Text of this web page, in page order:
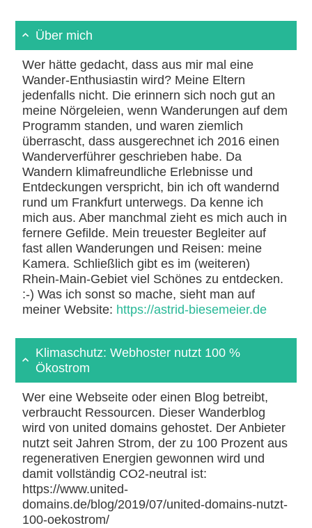
Über mich
Wer hätte gedacht, dass aus mir mal eine
Wander-Enthusiastin wird? Meine Eltern
jedenfalls nicht. Die erinnern sich noch gut an
meine Nörgeleien, wenn Wanderungen auf dem
Programm standen, und waren ziemlich
überrascht, dass ausgerechnet ich 2016 einen
Wanderverführer geschrieben habe. Da
Wandern klimafreundliche Erlebnisse und
Entdeckungen verspricht, bin ich oft wandernd
rund um Frankfurt unterwegs. Da kenne ich
mich aus. Aber manchmal zieht es mich auch in
fernere Gefilde. Mein treuester Begleiter auf
fast allen Wanderungen und Reisen: meine
Kamera. Schließlich gibt es im (weiteren)
Rhein-Main-Gebiet viel Schönes zu entdecken.
:-) Was ich sonst so mache, sieht man auf
meiner Website: https://astrid-biesemeier.de
Klimaschutz: Webhoster nutzt 100 %
Ökostrom
Wer eine Webseite oder einen Blog betreibt,
verbraucht Ressourcen. Dieser Wanderblog
wird von united domains gehostet. Der Anbieter
nutzt seit Jahren Strom, der zu 100 Prozent aus
regenerativen Energien gewonnen wird und
damit vollständig CO2-neutral ist:
https://www.united-
domains.de/blog/2019/07/united-domains-nutzt-
100-oekostrom/